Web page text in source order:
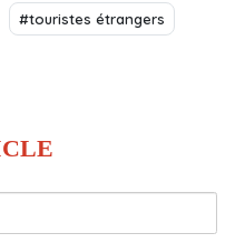
#touristes étrangers